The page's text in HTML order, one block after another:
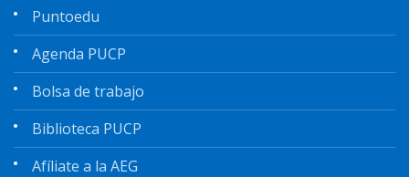
Puntoedu
Agenda PUCP
Bolsa de trabajo
Biblioteca PUCP
Afíliate a la AEG